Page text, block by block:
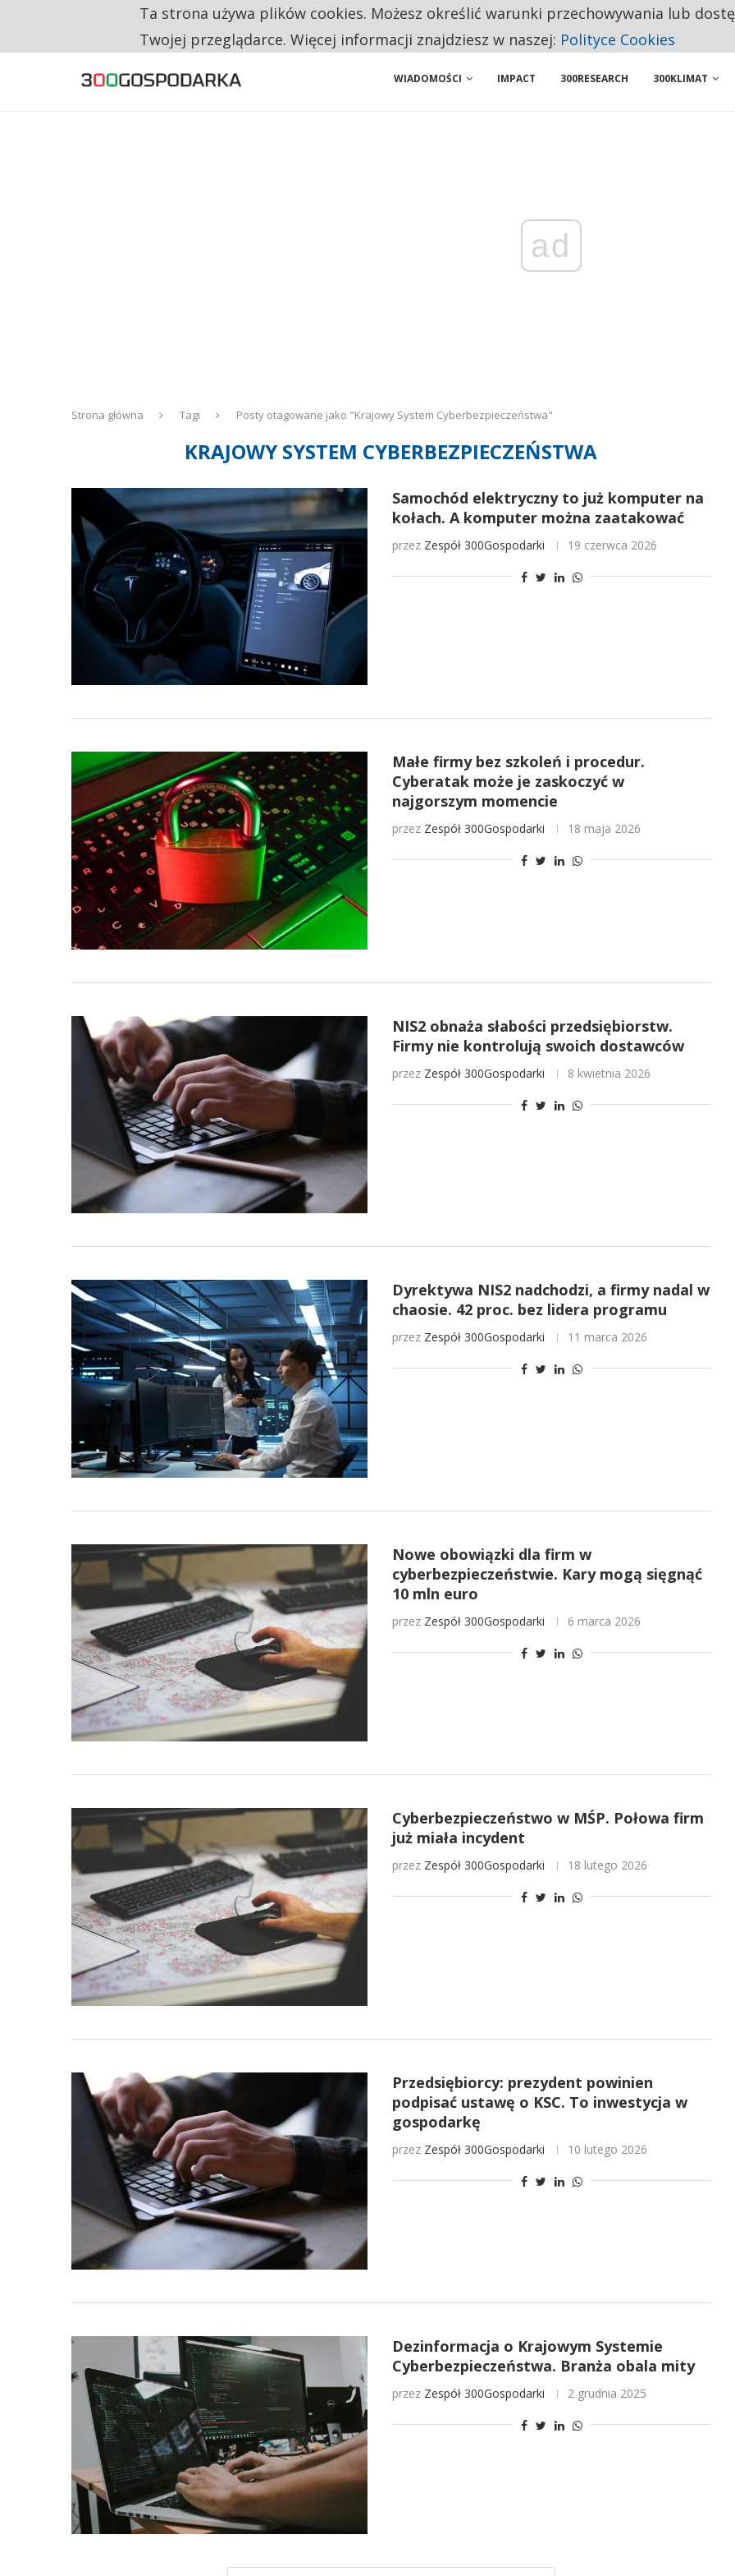
CO TRZECIĄ ZŁOTÓWKĘ Z EMERYTURY SENIORZY PRZEZNACZAJĄ NA PODSTAWOWE ZAKUPY
WIADOMOŚCI IMPACT 300RESEARCH 300KLIMAT
ad
Strona główna Tagi Posty otagowane jako "Krajowy System Cyberbezpieczeństwa"
KRAJOWY SYSTEM CYBERBEZPIECZEŃSTWA
Samochód elektryczny to już komputer na
kołach. A komputer można zaatakować
przez Zespół 300Gospodarki 19 czerwca 2026
Małe firmy bez szkoleń i procedur.
Cyberatak może je zaskoczyć w
najgorszym momencie
przez Zespół 300Gospodarki 18 maja 2026
NIS2 obnaża słabości przedsiębiorstw.
Firmy nie kontrolują swoich dostawców
przez Zespół 300Gospodarki 8 kwietnia 2026
Dyrektywa NIS2 nadchodzi, a firmy nadal w
chaosie. 42 proc. bez lidera programu
przez Zespół 300Gospodarki 11 marca 2026
Nowe obowiązki dla firm w
cyberbezpieczeństwie. Kary mogą sięgnąć
10 mln euro
przez Zespół 300Gospodarki 6 marca 2026
Cyberbezpieczeństwo w MŚP. Połowa firm
już miała incydent
przez Zespół 300Gospodarki 18 lutego 2026
Przedsiębiorcy: prezydent powinien
podpisać ustawę o KSC. To inwestycja w
gospodarkę
przez Zespół 300Gospodarki 10 lutego 2026
Dezinformacja o Krajowym Systemie
Cyberbezpieczeństwa. Branża obala mity
przez Zespół 300Gospodarki 2 grudnia 2025
Ta strona używa plików cookies. Możesz określić warunki przechowywania lub
Twojej przeglądarce. Więcej informacji znajdziesz w naszej: Polityce Cookies